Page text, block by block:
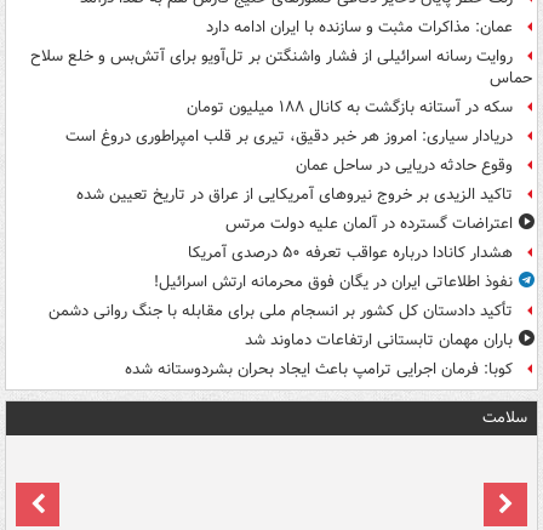
عمان: مذاکرات مثبت و سازنده با ایران ادامه دارد
روایت رسانه اسرائیلی از فشار واشنگتن بر تل‌آویو برای آتش‌بس و خلع سلاح
حماس
سکه در آستانه بازگشت به کانال ۱۸۸ میلیون تومان
دریادار سیاری: امروز هر خبر دقیق، تیری بر قلب امپراطوری دروغ است
وقوع حادثه دریایی در ساحل عمان
تاکید الزیدی بر خروج نیروهای آمریکایی از عراق در تاریخ تعیین شده
اعتراضات گسترده در آلمان علیه دولت مرتس
هشدار کانادا درباره عواقب تعرفه ۵۰ درصدی آمریکا
نفوذ اطلاعاتی ایران در یگان فوق محرمانه ارتش اسرائیل!
تأکید دادستان کل کشور بر انسجام ملی برای مقابله با جنگ روانی دشمن
باران مهمان تابستانی ارتفاعات دماوند شد
کوبا: فرمان اجرایی ترامپ باعث ایجاد بحران بشردوستانه شده
سلامت